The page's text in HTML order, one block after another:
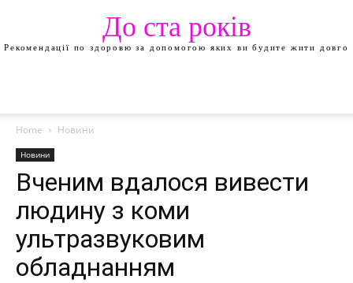
До ста років
Рекомендації по здоровю за допомогою яких ви будите жити довго
Home Новини
Новини
Вченим вдалося вивести
людину з коми
ультразвуковим
обладнанням